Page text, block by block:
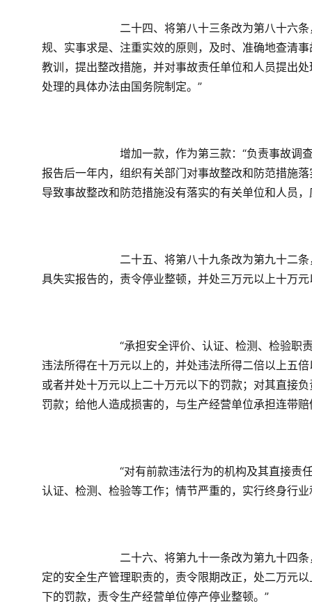
二十四、将第八十三条改为第八十六条
规、实事求是、注重实效的原则，及时、准确地查清
教训，提出整改措施，并对事故责任单位和人员提出
处理的具体办法由国务院制定。”
增加一款，作为第三款：“负责事故调
报告后一年内，组织有关部门对事故整改和防范措施
导致事故整改和防范措施没有落实的有关单位和人员
二十五、将第八十九条改为第九十二条
具失实报告的，责令停业整顿，并处三万元以上十万
“承担安全评价、认证、检测、检验职
违法所得在十万元以上的，并处违法所得二倍以上五
或者并处十万元以上二十万元以下的罚款；对其直接
罚款；给他人造成损害的，与生产经营单位承担连带
“对有前款违法行为的机构及其直接责
认证、检测、检验等工作；情节严重的，实行终身行业
二十六、将第九十一条改为第九十四条
定的安全生产管理职责的，责令限期改正，处二万元
下的罚款，责令生产经营单位停产停业整顿。”